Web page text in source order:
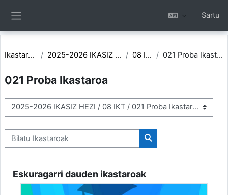
Sartu
Ikastaroak 2025-2026 IKASIZ HEZI 08 IKT 021 Proba Ikastaroa
021 Proba Ikastaroa
Ikastaro-kategoriak
Bilatu Ikastaroak
Bilatu Ikastaroak
Eskuragarri dauden ikastaroak